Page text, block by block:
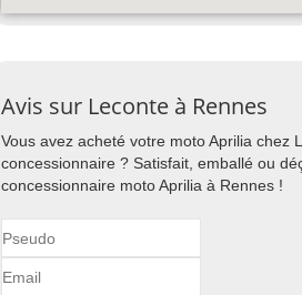
Avis sur Leconte à Rennes
Vous avez acheté votre moto Aprilia chez
concessionnaire ? Satisfait, emballé ou
concessionnaire moto Aprilia à Rennes !